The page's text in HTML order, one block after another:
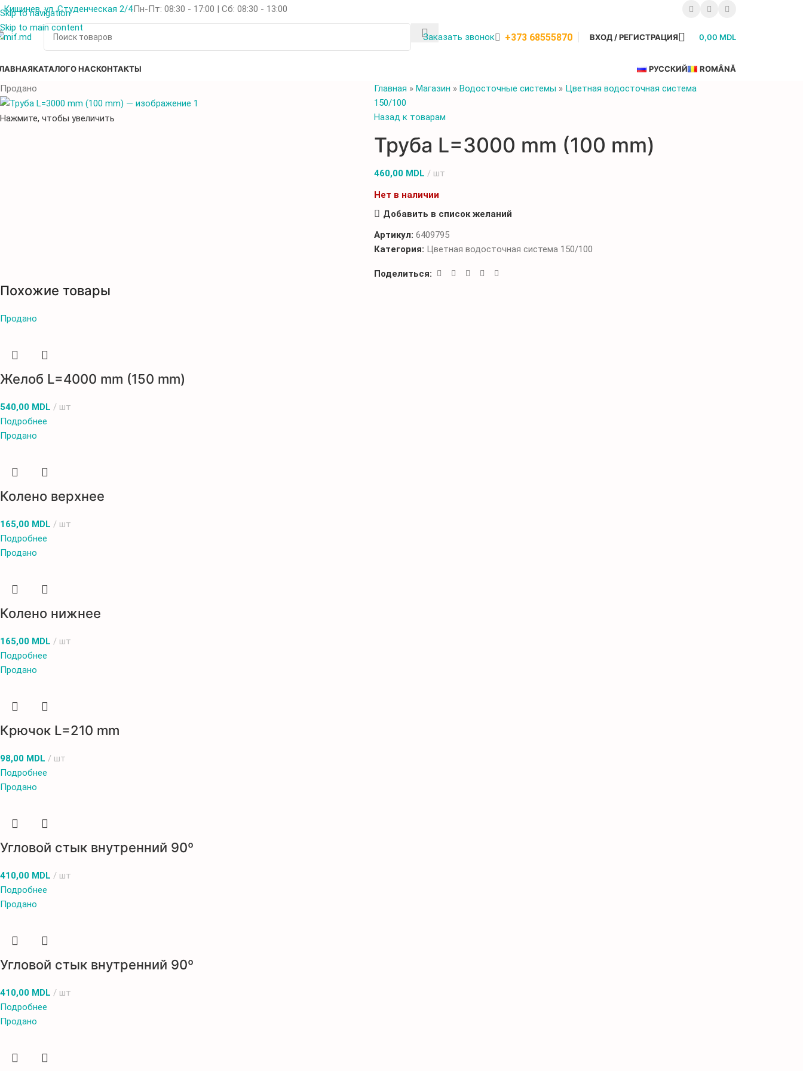
Skip to navigation
Skip to main content
Кишинев, ул. Студенческая 2/4Пн-Пт: 08:30 - 17:00 | Сб: 08:30 - 13:00
Заказать звонок +373 68555870 ВХОД / РЕГИСТРАЦИЯ 0,00 MDL
КАТАЛОГО НАСКОНТАКТЫ РУССКИЙ ROMÂNĂ
Продано
Нажмите, чтобы увеличить
Главная » Магазин » Водосточные системы » Цветная водосточная система
150/100
Назад к товарам
Труба L=3000 mm (100 mm)
460,00 MDL
шт
Нет в наличии
Добавить в список желаний
Артикул: 6409795
Категория: Цветная водосточная система 150/100
Поделиться:
Похожие товары
Продано
Желоб L=4000 mm (150 mm)
540,00 MDL
шт
Подробнее
Продано
Колено верхнее
165,00 MDL
шт
Подробнее
Продано
Колено нижнее
165,00 MDL
шт
Подробнее
Продано
Крючок L=210 mm
98,00 MDL
шт
Подробнее
Продано
Угловой стык внутренний 90º
410,00 MDL
шт
Подробнее
Продано
Угловой стык внутренний 90º
410,00 MDL
шт
Подробнее
Продано